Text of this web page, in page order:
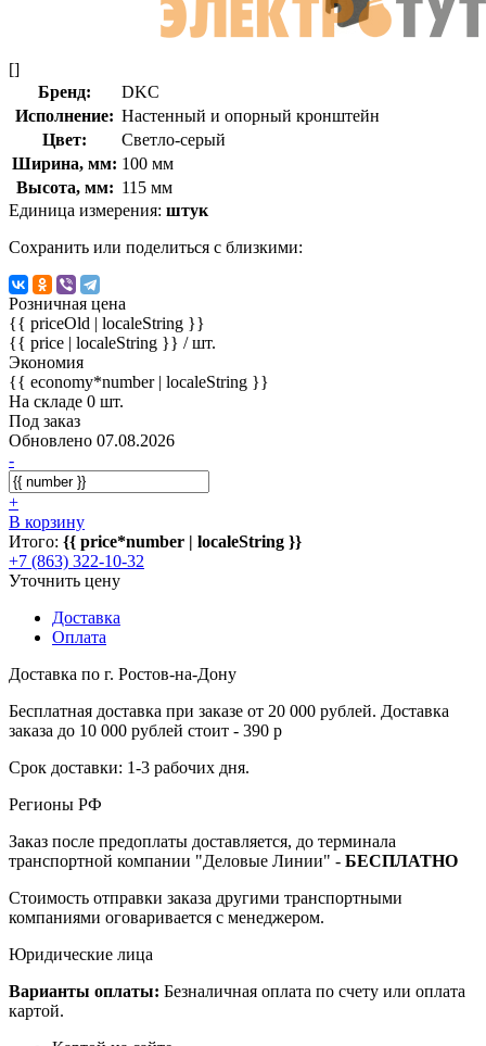
[]
Бренд:
DKC
Исполнение: Настенный и опорный кронштейн
Цвет:
Светло-серый
Ширина, мм: 100 мм
Высота, мм: 115 мм
Единица измерения: штук
Сохранить или поделиться с близкими:
Розничная цена
{{ priceOld | localeString }}
{{ price | localeString }} / шт.
Экономия
{{ economy*number | localeString }}
На складе 0 шт.
Под заказ
Обновлено 07.08.2026
-
+
В корзину
Итого: {{ price*number | localeString }}
+7 (863) 322-10-32
Уточнить цену
Доставка
Оплата
Доставка по г. Ростов-на-Дону
Бесплатная доставка при заказе от 20 000 рублей. Доставка
заказа до 10 000 рублей стоит - 390 р
Срок доставки: 1-3 рабочих дня.
Регионы РФ
Заказ после предоплаты доставляется, до терминала
транспортной компании "Деловые Линии" - БЕСПЛАТНО
Стоимость отправки заказа другими транспортными
компаниями оговаривается с менеджером.
Юридические лица
Варианты оплаты: Безналичная оплата по счету или оплата
картой.